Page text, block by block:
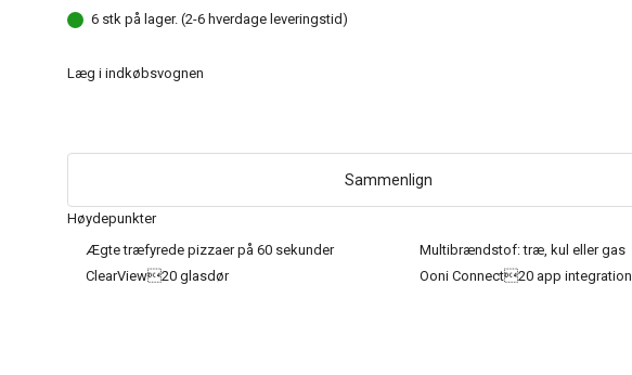
Høydepunkter
Ægte træfyrede pizzaer på 60 sekunder
Multibrændstof: træ, kul eller gas
ClearView20 glasdør
Ooni Connect20 app integration
6 stk på lager. (2-6 hverdage leveringstid)
Læg i indkøbsvognen
Sammenlign